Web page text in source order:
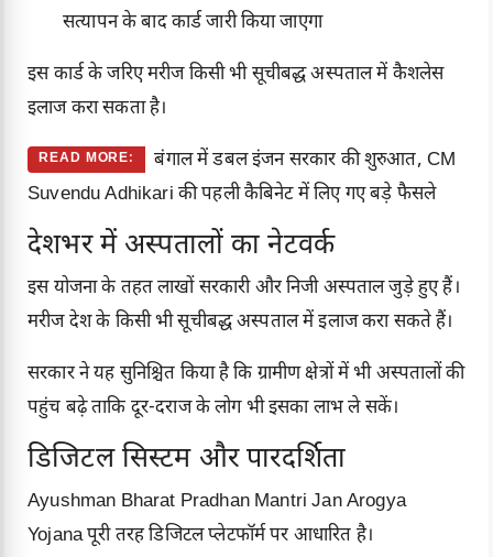
सत्यापन के बाद कार्ड जारी किया जाएगा
इस कार्ड के जरिए मरीज किसी भी सूचीबद्ध अस्पताल में कैशलेस
इलाज करा सकता है।
READ MORE:
बंगाल में डबल इंजन सरकार की शुरुआत, CM
Suvendu Adhikari की पहली कैबिनेट में लिए गए बड़े फैसले
देशभर में अस्पतालों का नेटवर्क
इस योजना के तहत लाखों सरकारी और निजी अस्पताल जुड़े हुए हैं।
मरीज देश के किसी भी सूचीबद्ध अस्पताल में इलाज करा सकते हैं।
सरकार ने यह सुनिश्चित किया है कि ग्रामीण क्षेत्रों में भी अस्पतालों की
पहुंच बढ़े ताकि दूर-दराज के लोग भी इसका लाभ ले सकें।
डिजिटल सिस्टम और पारदर्शिता
Ayushman Bharat Pradhan Mantri Jan Arogya
Yojana पूरी तरह डिजिटल प्लेटफॉर्म पर आधारित है।